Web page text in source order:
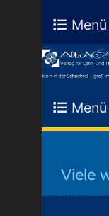
Menü
Menü
Viele